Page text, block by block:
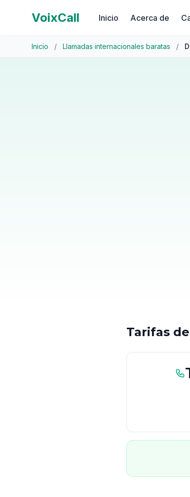
VoixCall Inicio Acerca de
Inicio / Llamadas internacionales baratas /
Tarifas